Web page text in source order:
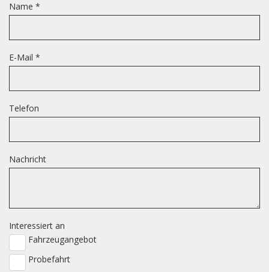
Name *
E-Mail *
Telefon
Nachricht
Interessiert an
Fahrzeugangebot
Probefahrt